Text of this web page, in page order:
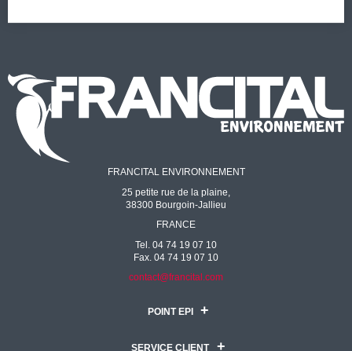
FRANCITAL ENVIRONNEMENT
25 petite rue de la plaine,
38300 Bourgoin-Jallieu
FRANCE
Tel. 04 74 19 07 10
Fax. 04 74 19 07 10
contact@francital.com
POINT EPI
SERVICE CLIENT